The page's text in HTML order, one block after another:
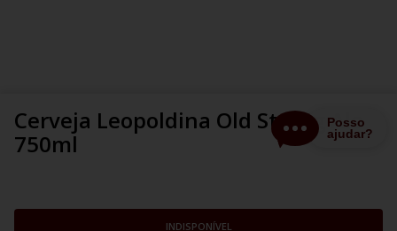
Cerveja Leopoldina Old Strong Ale
750ml
INDISPONÍVEL